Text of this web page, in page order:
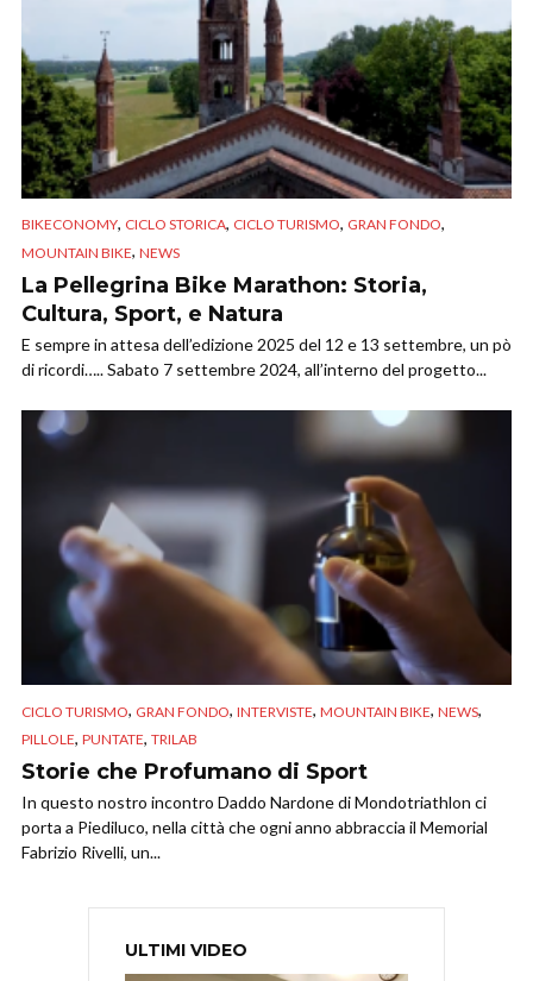
BIKECONOMY, CICLO STORICA, CICLO TURISMO, GRAN FONDO,
MOUNTAIN BIKE, NEWS
La Pellegrina Bike Marathon: Storia,
Cultura, Sport, e Natura
E sempre in attesa dell’edizione 2025 del 12 e 13 settembre, un pò
di ricordi….. Sabato 7 settembre 2024, all’interno del progetto...
CICLO TURISMO, GRAN FONDO, INTERVISTE, MOUNTAIN BIKE, NEWS,
PILLOLE, PUNTATE, TRILAB
Storie che Profumano di Sport
In questo nostro incontro Daddo Nardone di Mondotriathlon ci
porta a Piediluco, nella città che ogni anno abbraccia il Memorial
Fabrizio Rivelli, un...
ULTIMI VIDEO